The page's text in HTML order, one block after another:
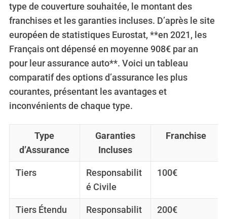
type de couverture souhaitée, le montant des
franchises et les garanties incluses. D’après le site
européen de statistiques Eurostat, **en 2021, les
Français ont dépensé en moyenne 908€ par an
pour leur assurance auto**. Voici un tableau
comparatif des options d’assurance les plus
courantes, présentant les avantages et
inconvénients de chaque type.
Type
d’Assurance
Garanties
Incluses
Franchise
Tiers
Responsabilit
é Civile
100€
Tiers Étendu
Responsabilit
200€